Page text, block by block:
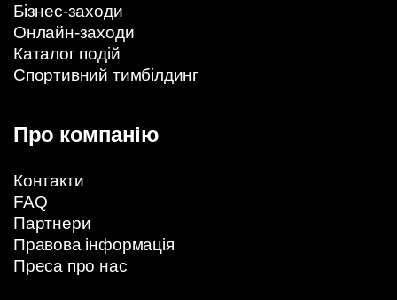
Бізнес-заходи
Онлайн-заходи
Каталог подій
Спортивний тимбілдинг
Про компанію
Контакти
FAQ
Партнери
Правова інформація
Преса про нас